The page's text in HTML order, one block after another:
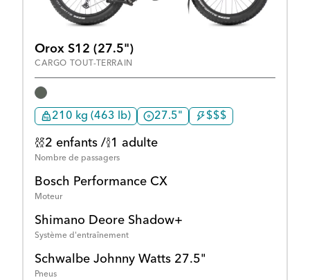
Orox S12 (27.5")
CARGO TOUT-TERRAIN
210 kg (463 lb) 27.5" $$$
2 enfants / 1 adulte
Nombre de passagers
Bosch Performance CX
Moteur
Shimano Deore Shadow+
Système d'entraînement
Schwalbe Johnny Watts 27.5"
Pneus